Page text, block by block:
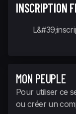
INSCRIPTION
MON PEUPLE
Pour utiliser ce
ou créer un